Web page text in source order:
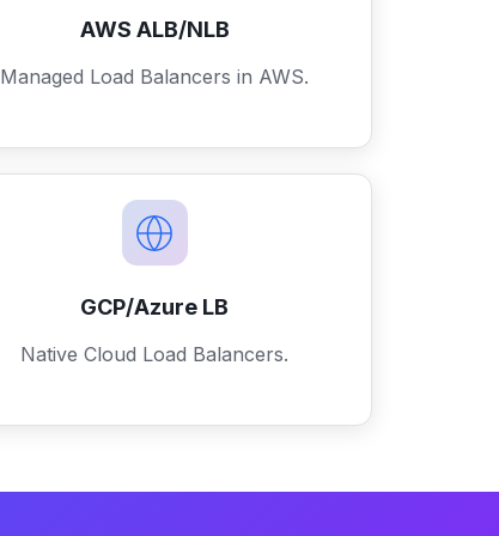
AWS ALB/NLB
Managed Load Balancers in AWS.
GCP/Azure LB
Native Cloud Load Balancers.